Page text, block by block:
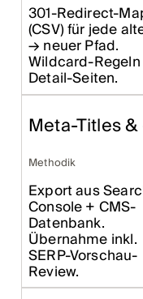
301-Redirect-
(CSV) für jede
→ neuer Pfad.
Wildcard-
Detail-Seiten.
Meta-Titles
Methodik
Export aus
Console + CMS-
Datenbank.
Übernahme inkl.
SERP-Vorschau-
Review.